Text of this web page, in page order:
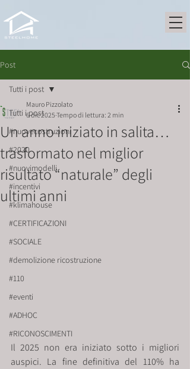
Post
Tutti i post
#nuovecostruzioni
#2020
#nuovimodelli
#incentivi
#klimahouse
#CERTIFICAZIONI
#SOCIALE
#demolizione ricostruzione
#110
#eventi
#ADHOC
#RICONOSCIMENTI
Tutti i post
Un anno iniziato in salita…
trasformato nel miglior
risultato “naturale” degli
ultimi anni
Mauro Pizzolato
6 dic 2025Tempo di lettura: 2 min
Il 2025 non era iniziato sotto i migliori
auspici. La fine definitiva del 110% ha